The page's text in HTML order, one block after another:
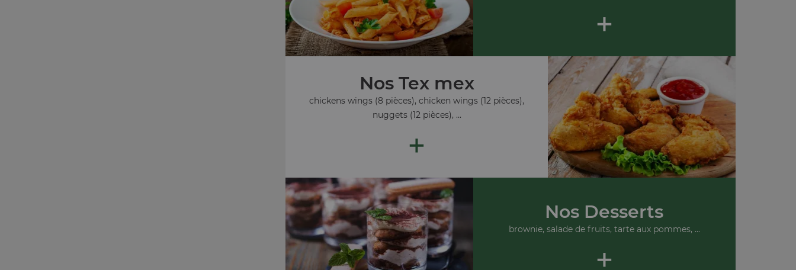
+
Nos Tex mex
chickens wings (8 pièces), chicken wings (12 pièces),
nuggets (12 pièces), ...
+
Nos Desserts
brownie, salade de fruits, tarte aux pommes, ...
+